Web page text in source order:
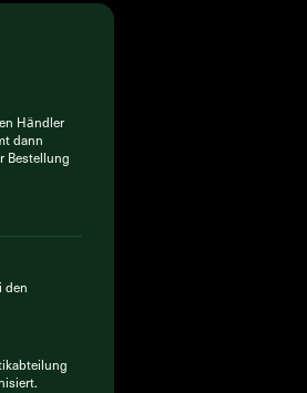
Händler
dann
Bestellung
den